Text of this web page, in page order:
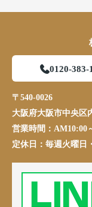
0120-383-
〒540-0026
大阪府大阪市中央区
営業時間： AM10:00
定休日： 毎週火曜日